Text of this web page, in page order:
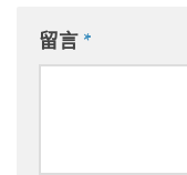
留言 *